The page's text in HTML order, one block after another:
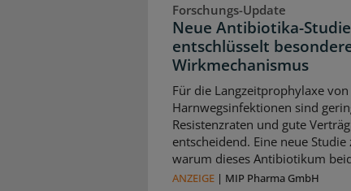
Forschungs-Update
Neue Antibiotika-Studie
entschlüsselt
Wirkmechanismus
Für die Langzeitprophylaxe von
Harnwegsinfektionen sind
Resistenzraten und gute
entscheidend. Eine neue Studie
warum dieses Antibiotikum
ANZEIGE | MIP Pharma GmbH